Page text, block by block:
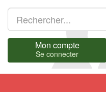
Mon compte
Se connecter